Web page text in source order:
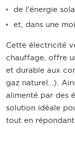
de l'énergie
et, dans une
Cette électricité
chauffage, offre
et durable aux
gaz naturel…).
alimenté par des
solution idéale
tout en